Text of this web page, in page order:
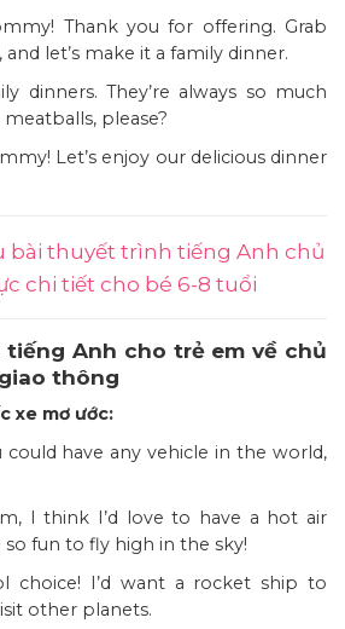
Thank you for offering. Grab
let’s make it a family dinner.
dinners. They’re always so much
please?
Let’s enjoy our delicious dinner
bài thuyết trình tiếng Anh chủ
chi tiết cho bé 6-8 tuổi
tiếng Anh cho trẻ em về chủ
thông
xe mơ ước:
could have any vehicle in the world,
I think I’d love to have a hot air
fun to fly high in the sky!
choice! I’d want a rocket ship to
other planets.